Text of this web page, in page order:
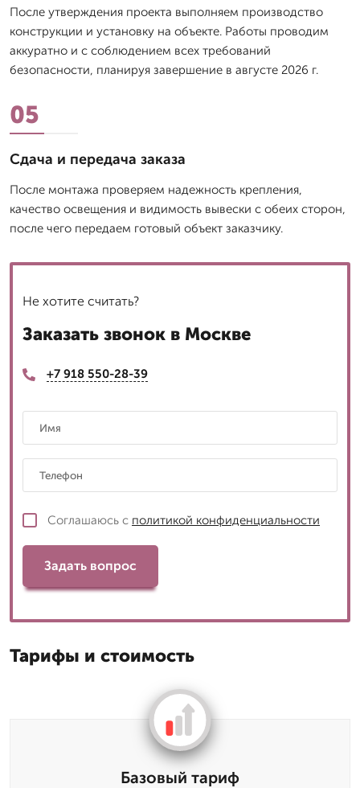
После утверждения проекта выполняем производство
конструкции и установку на объекте. Работы проводим
аккуратно и с соблюдением всех требований
безопасности, планируя завершение в августе 2026 г.
05
Сдача и передача заказа
После монтажа проверяем надежность крепления,
качество освещения и видимость вывески с обеих сторон,
после чего передаем готовый объект заказчику.
Не хотите считать?
Заказать звонок в Москве
+7 918 550-28-39
Соглашаюсь с политикой конфиденциальности
Задать вопрос
Тарифы и стоимость
Базовый тариф